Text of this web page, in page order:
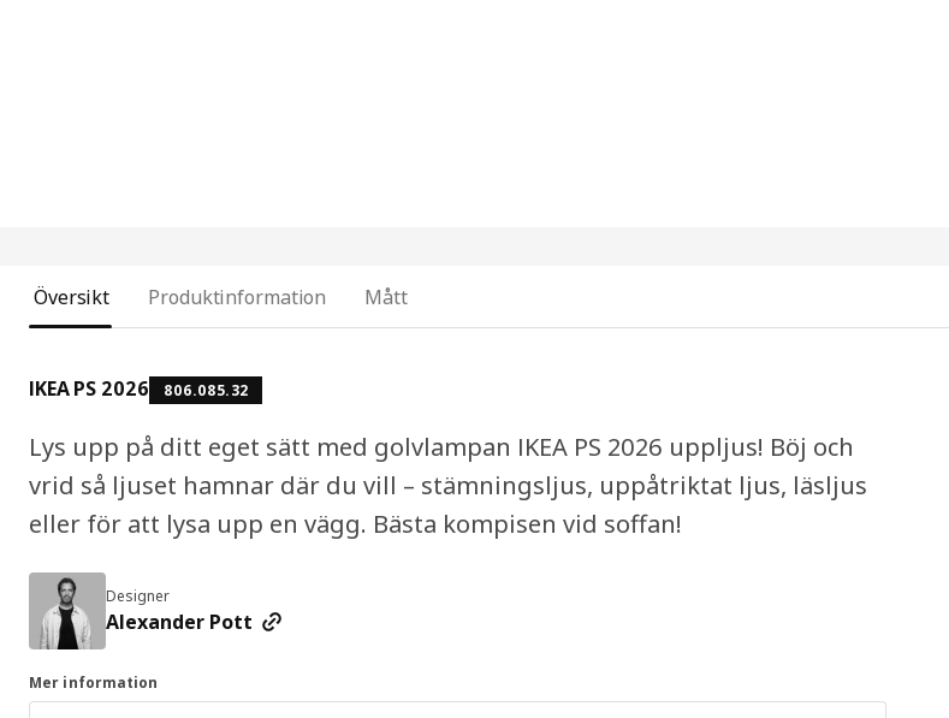
Översikt Produktinformation Mått
IKEA PS 2026 806.085.32
Lys upp på ditt eget sätt med golvlampan IKEA PS 2026 uppljus! Böj och
vrid så ljuset hamnar där du vill – stämningsljus, uppåtriktat ljus, läsljus
eller för att lysa upp en vägg. Bästa kompisen vid soffan!
Designer
Alexander Pott
Mer information